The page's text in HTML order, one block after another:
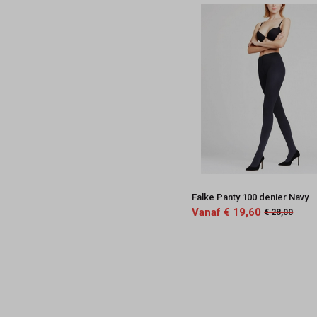
Falke Panty 100 denier Navy
Vanaf € 19,60 € 28,00